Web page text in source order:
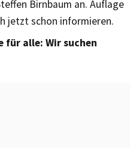
Birnbaum an. Auflage
jetzt schon informieren.
für alle: Wir suchen